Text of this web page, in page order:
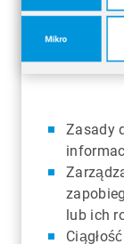
Zasady
lub ich